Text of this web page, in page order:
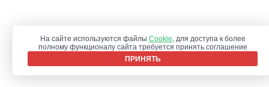
На сайте используются файлы Cookie, для доступа к более
полному функционалу сайта требуется принять соглашение
ПРИНЯТЬ